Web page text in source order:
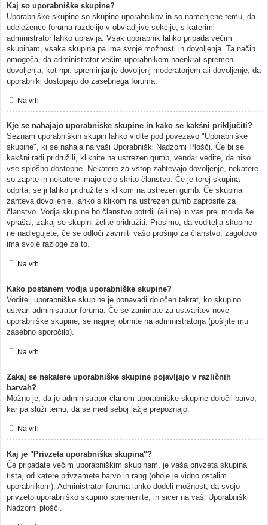
Kaj so uporabniške skupine?
Uporabniške skupine so skupine uporabnikov in so namenjene temu, da
udeležence foruma razdelijo v obvladljive sekcije, s katerimi
administrator lahko upravlja. Vsak uporabnik lahko pripada večim
skupinam, vsaka skupina pa ima svoje možnosti in dovoljenja. Ta način
omogoča, da administrator večim uporabnikom naenkrat spremeni
dovoljenja, kot npr. spreminjanje dovoljenj moderatorjem ali dovoljenje, da
uporabniki dostopajo do zasebnega foruma.
Na vrh
Kje se nahajajo uporabniške skupine in kako se kakšni priključiti?
Seznam uporabniških skupin lahko vidite pod povezavo "Uporabniške
skupine", ki se nahaja na vaši Uporabniški Nadzorni Plošči. Če bi se
kakšni radi pridružili, kliknite na ustrezen gumb, vendar vedite, da niso
vse splošno dostopne. Nekatere za vstop zahtevajo dovoljenje, nekatere
so zaprte in nekatere imajo celo skrito članstvo. Če je torej skupina
odprta, se ji lahko pridružite s klikom na ustrezen gumb. Če skupina
zahteva dovoljenje, lahko s klikom na ustrezen gumb zaprosite za
članstvo. Vodja skupine bo članstvo potrdil (ali ne) in vas prej morda še
vprašal, zakaj se skupini želite pridružiti. Prosimo, da voditelja skupine
ne nadlegujete, če se odloči zavrniti vašo prošnjo za članstvo; zagotovo
ima svoje razloge za to.
Na vrh
Kako postanem vodja uporabniške skupine?
Voditelj uporabniške skupine je ponavadi določen takrat, ko skupino
ustvari administrator foruma. Če se zanimate za ustvaritev nove
uporabniške skupine, se najprej obrnite na administratorja (pošljite mu
zasebno sporočilo).
Na vrh
Zakaj se nekatere uporabniške skupine pojavljajo v različnih
barvah?
Možno je, da je administrator članom uporabniške skupine določil barvo,
kar pa služi temu, da se med seboj lažje prepoznajo.
Na vrh
Kaj je "Privzeta uporabniška skupina"?
Če pripadate večim uporabniškim skupinam, je vaša privzeta skupina
tista, od katere privzamete barvo in rang (oboje je vidno ostalim
uporabnikom). Administrator foruma lahko dodeli možnost, da svojo
privzeto uporabniško skupino spremenite, in sicer na vaši Uporabniški
Nadzorni plošči.